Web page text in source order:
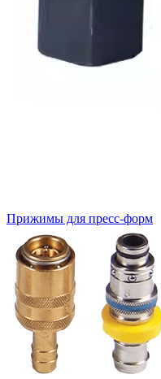
Прижимы для пресс-форм